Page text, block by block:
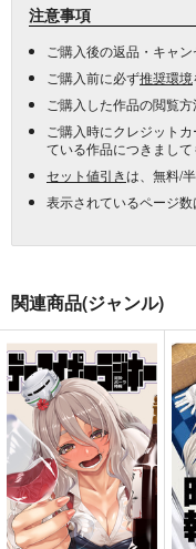
注意事項
ご購入後の返品・キャン
ご購入前に必ず推奨環境
ご購入した作品の閲覧方
ご購入時にクレジット
ている作品につきまして
セット値引きは、無料/
表示されているページ数
関連商品(ジャンル)